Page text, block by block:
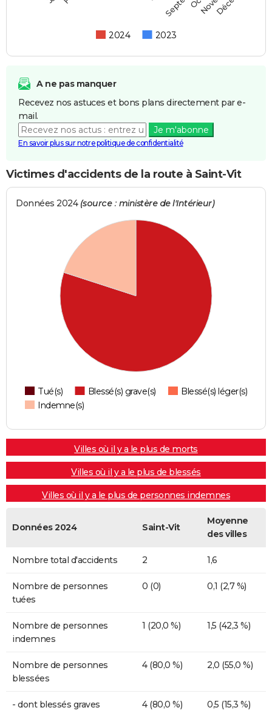
2024 2023
A ne pas manquer
Recevez nos astuces et bons plans directement par e-
mail.
Je m'abonne
En savoir plus sur notre politique de confidentialité
Victimes d'accidents de la route à Saint-Vit
Données 2024 (source : ministère de l'Intérieur)
Tué(s) Blessé(s) grave(s)
Blessé(s) léger(s)
Indemne(s)
Villes où il y a le plus de morts
Villes où il y a le plus de blessés
Villes où il y a le plus de personnes indemnes
Données 2024 Saint-Vit
Moyenne
des villes
Nombre total d'accidents 2 1,6
Nombre de personnes
tuées
0 (0) 0,1 (2,7 %)
Nombre de personnes
indemnes
1 (20,0 %) 1,5 (42,3 %)
Nombre de personnes
blessées
4 (80,0 %) 2,0 (55,0 %)
- dont blessés graves 4 (80,0 %) 0,5 (15,3 %)